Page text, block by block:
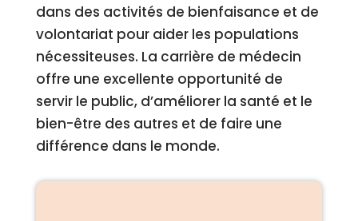
dans des activités de bienfaisance et de
volontariat pour aider les populations
nécessiteuses. La carrière de médecin
offre une excellente opportunité de
servir le public, d’améliorer la santé et le
bien-être des autres et de faire une
différence dans le monde.